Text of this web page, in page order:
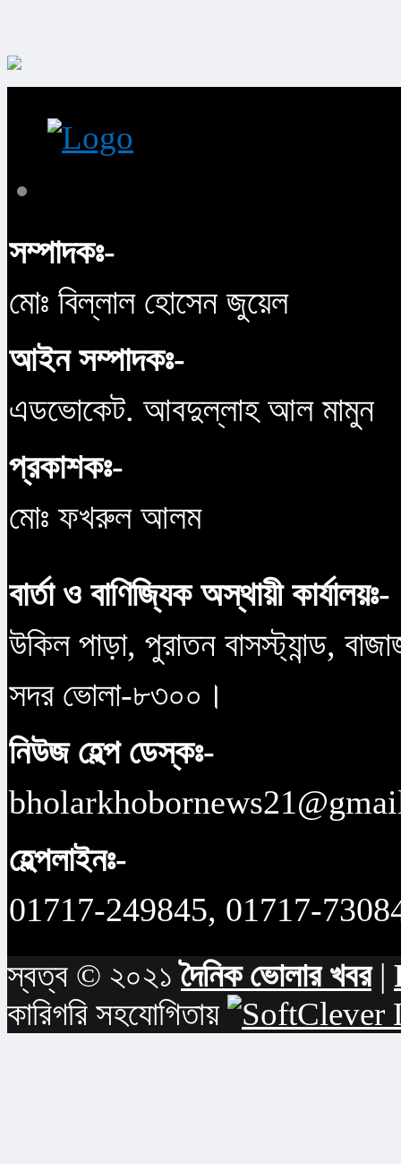
সম্পাদকঃ-
মোঃ বিল্লাল হোসেন জুয়েল
আইন সম্পাদকঃ-
এডভোকেট. আবদুল্লাহ আল মামুন
প্রকাশকঃ-
মোঃ ফখরুল আলম
বার্তা ও বাণিজ্যিক অস্থায়ী কার্যালয়ঃ-
উকিল পাড়া, পুরাতন বাসস্ট্যান্ড,
সদর ভোলা-৮৩০০।
নিউজ হেল্প ডেস্কঃ-
হেল্পলাইনঃ-
01717-249845, 01717-
স্বত্ব © ২০২১দৈনিক ভোলার খবর|
কারিগরি সহযোগিতায়